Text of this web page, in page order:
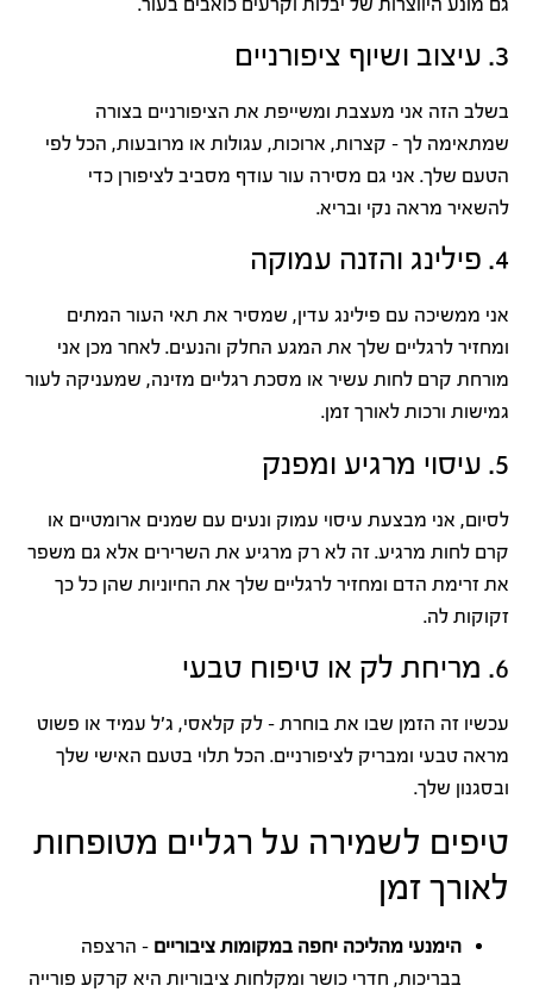
3. עיצוב ושיוף ציפורניים
בשלב הזה אני מעצבת ומשייפת את הציפורניים בצורה
שמתאימה לך – קצרות, ארוכות, עגולות או מרובעות, הכל לפי
הטעם שלך. אני גם מסירה עור עודף מסביב לציפורן כדי
להשאיר מראה נקי ובריא.
4. פילינג והזנה עמוקה
אני ממשיכה עם פילינג עדין, שמסיר את תאי העור המתים
ומחזיר לרגליים שלך את המגע החלק והנעים. לאחר מכן אני
מורחת קרם לחות עשיר או מסכת רגליים מזינה, שמעניקה לעור
גמישות ורכות לאורך זמן.
5. עיסוי מרגיע ומפנק
לסיום, אני מבצעת עיסוי עמוק ונעים עם שמנים ארומטיים או
קרם לחות מרגיע. זה לא רק מרגיע את השרירים אלא גם משפר
את זרימת הדם ומחזיר לרגליים שלך את החיוניות שהן כל כך
זקוקות לה.
6. מריחת לק או טיפוח טבעי
עכשיו זה הזמן שבו את בוחרת – לק קלאסי, ג'ל עמיד או פשוט
מראה טבעי ומבריק לציפורניים. הכל תלוי בטעם האישי שלך
ובסגנון שלך.
טיפים לשמירה על רגליים מטופחות
לאורך זמן
הימנעי מהליכה יחפה במקומות ציבוריים – הרצפה
בבריכות, חדרי כושר ומקלחות ציבוריות היא קרקע פורייה